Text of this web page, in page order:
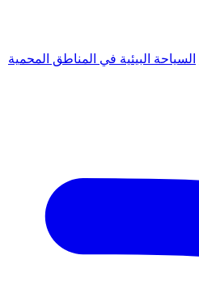
السياحة البيئية في المناطق المحمية